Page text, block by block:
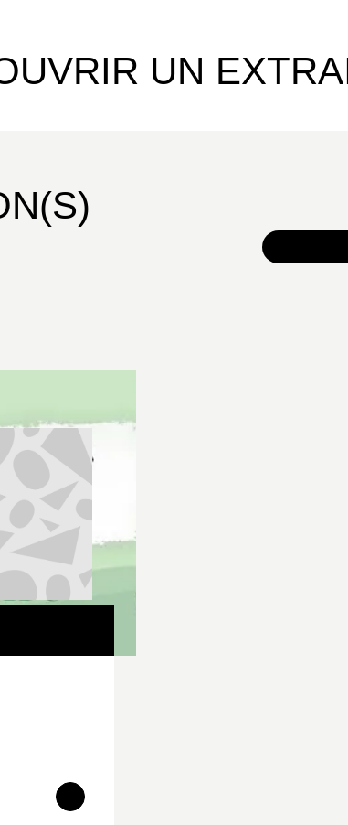
de vivre à la fois une aventure
partenaires de la collection, qui ne laissent
complément didactique réalisé chaque fois
synthétiser et approfondir les
tout savoir sur nos extraordinaires voisins :
l’inverse les très lointaines planètes
Neptune. Des géantes qui entrainent dans
recélant autant de surprises et de variétés
Et si le système solaire demain devenait
puiser les matières premières, l’eau qui va
un besoin vital ? La collection Système
nous assaillent dès que nous levons les
UN